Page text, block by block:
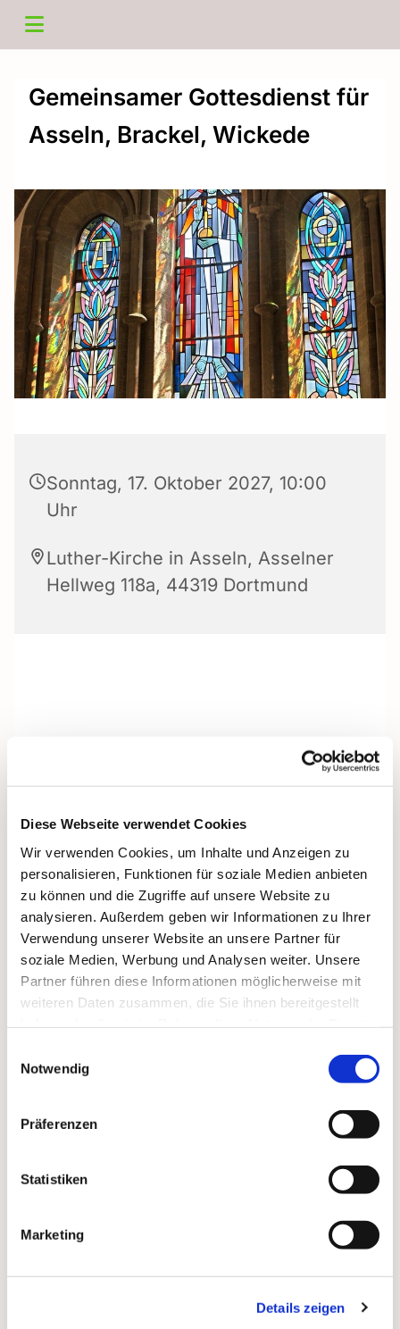
Diese Webseite verwendet Cookies
Wir verwenden Cookies, um Inhalte und Anzeigen zu
personalisieren, Funktionen für soziale Medien anbieten
zu können und die Zugriffe auf unsere Website zu
analysieren. Außerdem geben wir Informationen zu Ihrer
Verwendung unserer Website an unsere Partner für
soziale Medien, Werbung und Analysen weiter. Unsere
Partner führen diese Informationen möglicherweise mit
weiteren Daten zusammen, die Sie ihnen bereitgestellt
Notwendig
Präferenzen
Statistiken
Marketing
Details zeigen
Gemeinsamer Gottesdienst für
Asseln, Brackel, Wickede
Sonntag, 17. Oktober 2027, 10:00
Uhr
Luther-Kirche in Asseln, Asselner
Hellweg 118a, 44319 Dortmund